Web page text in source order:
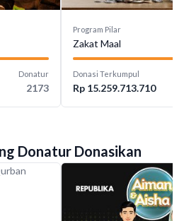
Donatur
2173
Program Pilar
Zakat Maal
Donasi Terkumpul
Rp 15.259.713.710
Donatur Donasikan